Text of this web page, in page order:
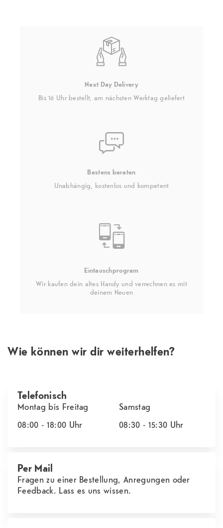
Next Day Delivery
Bis 16 Uhr bestellt, am nächsten Werktag geliefert
Bestens beraten
Unabhängig, kostenlos und kompetent
Eintauschprogram
Wir kaufen dein altes Handy und verrechnen es mit
deinem Neuen
Wie können wir dir weiterhelfen?
Telefonisch
Montag bis Freitag
08:00 - 18:00 Uhr
Samstag
08:30 - 15:30 Uhr
Per Mail
Fragen zu einer Bestellung, Anregungen oder
Feedback. Lass es uns wissen.